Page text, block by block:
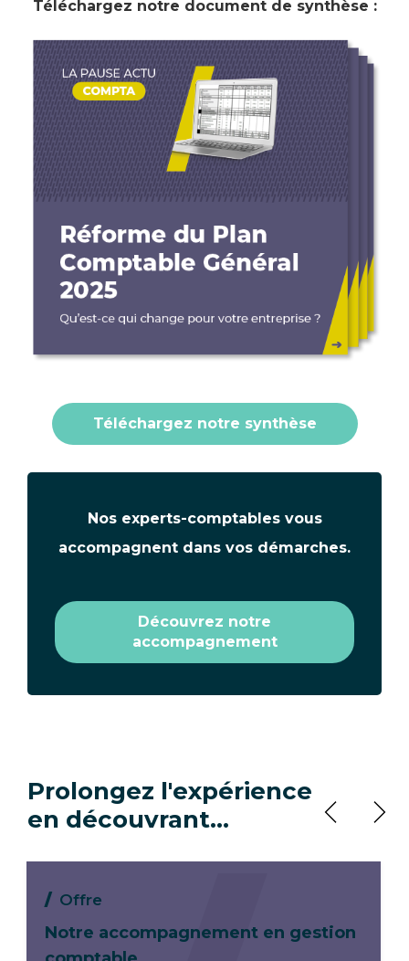
Téléchargez notre document de synthèse :
Téléchargez notre synthèse
TexteNos experts-comptables vous
accompagnent dans vos démarches.
Découvrez notre
accompagnement
Prolongez l'expérience
en découvrant…
Offre
Notre accompagnement en gestion